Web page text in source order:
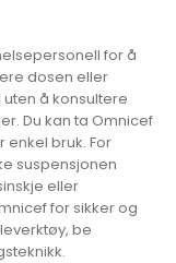
for å
dosen eller
å konsultere
Du kan ta Omnicef
bruk. For
suspensjonen
eller
for sikker og
be